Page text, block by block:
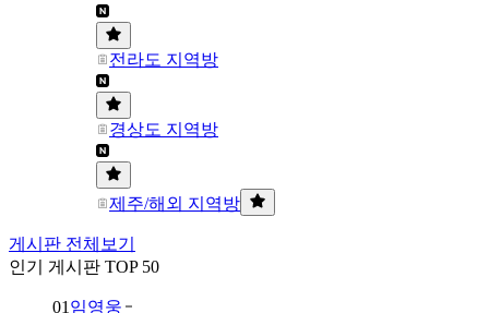
전라도 지역방
경상도 지역방
제주/해외 지역방
게시판 전체보기
인기 게시판 TOP 50
01 임영웅